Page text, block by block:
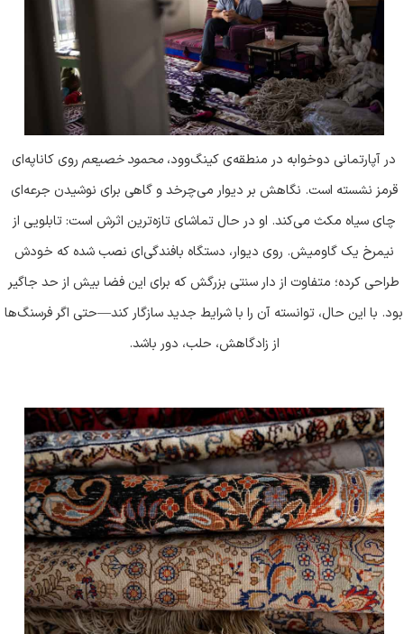
در آپارتمانی دوخوابه در منطقه‌ی کینگ‌وود، محمود خصیعمروی کاناپه‌ای
قرمز نشسته است. نگاهش بر دیوار می‌چرخد و گاهی برای نوشیدن جرعه‌ای
چای سیاه مکث می‌کند. او در حال تماشای تازه‌ترین اثرش است: تابلویی از
نیمرخ یک گاومیش. روی دیوار، دستگاه بافندگی‌ای نصب شده که خودش
طراحی کرده؛ متفاوت از دار سنتی بزرگش که برای این فضا بیش از حد جاگیر
بود. با این حال، توانسته آن را با شرایط جدید سازگار کند—حتی اگر فرسنگ‌ها
از زادگاهش، حلب، دور باشد.